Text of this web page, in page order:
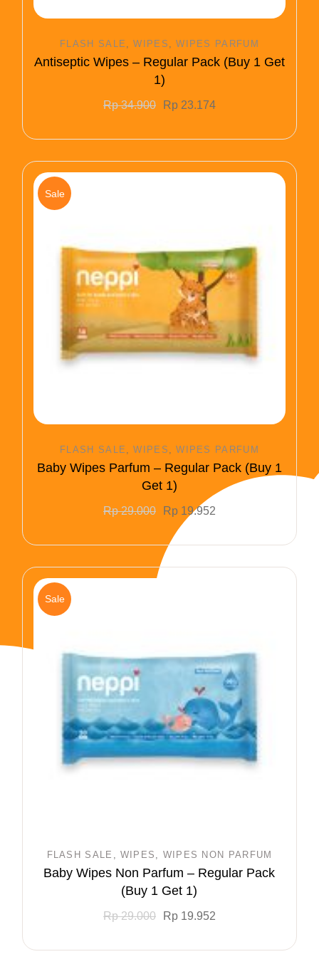
FLASH SALE WIPES WIPES PARFUM
Antiseptic Wipes – Regular Pack (Buy 1 Get
1)
Rp34.900 Rp23.174
Sale
FLASH SALE WIPES WIPES PARFUM
Baby Wipes Parfum – Regular Pack (Buy 1
Get 1)
Rp29.000 Rp19.952
Sale
FLASH SALE WIPES WIPES NON PARFUM
Baby Wipes Non Parfum – Regular Pack
(Buy 1 Get 1)
Rp29.000 Rp19.952